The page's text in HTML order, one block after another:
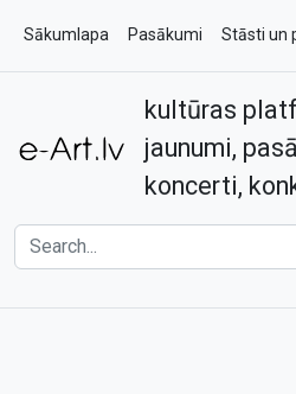
Sākumlapa Pasākumi Stāsti un
Kontakti
kultūras
jaunumi,
koncerti,